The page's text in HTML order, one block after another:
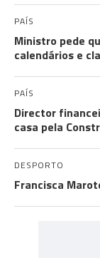
PAÍS
Ministro pede
calendários e
PAÍS
Director
casa pela
DESPORTO
Francisca